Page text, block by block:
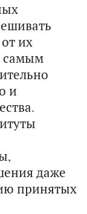
их
самым
и
даже
принятых